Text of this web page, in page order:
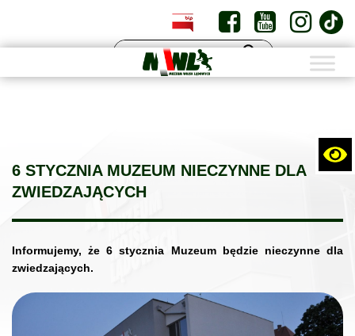
PL EN
6 STYCZNIA MUZEUM NIECZYNNE DLA
ZWIEDZAJĄCYCH
Informujemy, że 6 stycznia Muzeum będzie nieczynne dla
zwiedzających.